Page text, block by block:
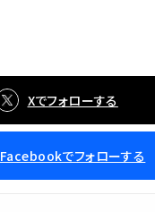
Xでフォローする
Facebookでフォローする